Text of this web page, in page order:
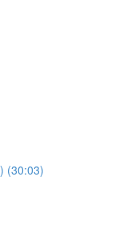
(30:03)